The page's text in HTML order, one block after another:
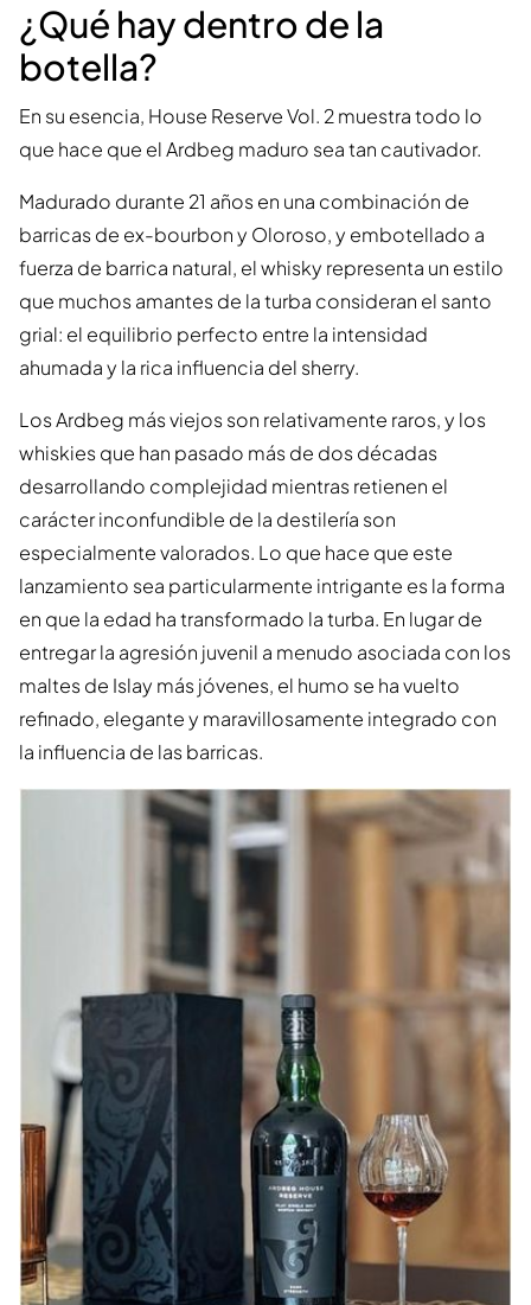
¿Qué hay dentro de la
botella?
En su esencia, House Reserve Vol. 2 muestra todo lo
que hace que el Ardbeg maduro sea tan cautivador.
Madurado durante 21 años en una combinación de
barricas de ex-bourbon y Oloroso, y embotellado a
fuerza de barrica natural, el whisky representa un estilo
que muchos amantes de la turba consideran el santo
grial: el equilibrio perfecto entre la intensidad
ahumada y la rica influencia del sherry.
Los Ardbeg más viejos son relativamente raros, y los
whiskies que han pasado más de dos décadas
desarrollando complejidad mientras retienen el
carácter inconfundible de la destilería son
especialmente valorados. Lo que hace que este
lanzamiento sea particularmente intrigante es la forma
en que la edad ha transformado la turba. En lugar de
entregar la agresión juvenil a menudo asociada con los
maltes de Islay más jóvenes, el humo se ha vuelto
refinado, elegante y maravillosamente integrado con
la influencia de las barricas.